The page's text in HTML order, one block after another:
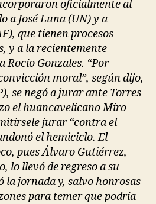
oficialmente al
a José Luna (UN) y a
que tienen procesos
y a la recientemente
Rocío Gonzales. “Por
moral”, según dijo,
se negó a jurar ante Torres
el huancavelicano Miro
jurar “contra el
el hemiciclo. El
pues Álvaro Gutiérrez,
lo llevó de regreso a su
la jornada y, salvo honrosas
para temer que podría